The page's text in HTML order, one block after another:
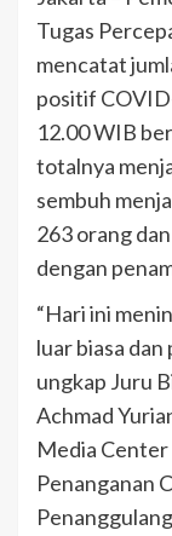
Tugas
mencatat
positif
12.00 WIB
totalnya
sembuh
263 orang
dengan
“Hari ini
luar biasa
ungkap Juru
Achmad
Media Center
Penanganan